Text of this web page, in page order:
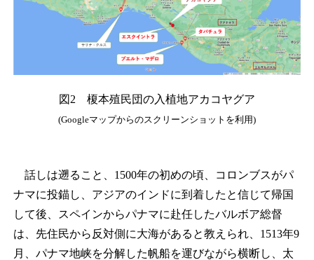
図2 榎本殖民団の入植地アカコヤグア
(Googleマップからのスクリーンショットを利用)
話しは遡ること、1500年の初めの頃、コロンブスがパ
ナマに投錨し、アジアのインドに到着したと信じて帰国
して後、スペインからパナマに赴任したバルボア総督
は、先住民から反対側に大海があると教えられ、1513年9
月、パナマ地峡を分解した帆船を運びながら横断し、太